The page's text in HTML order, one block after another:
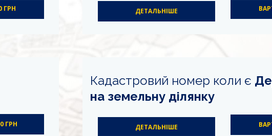
ГРН ДЕТАЛЬНІШЕ
ГРН
Кадастровий номер коли є
на земельну ділянку
ДЕТАЛЬНІШЕ